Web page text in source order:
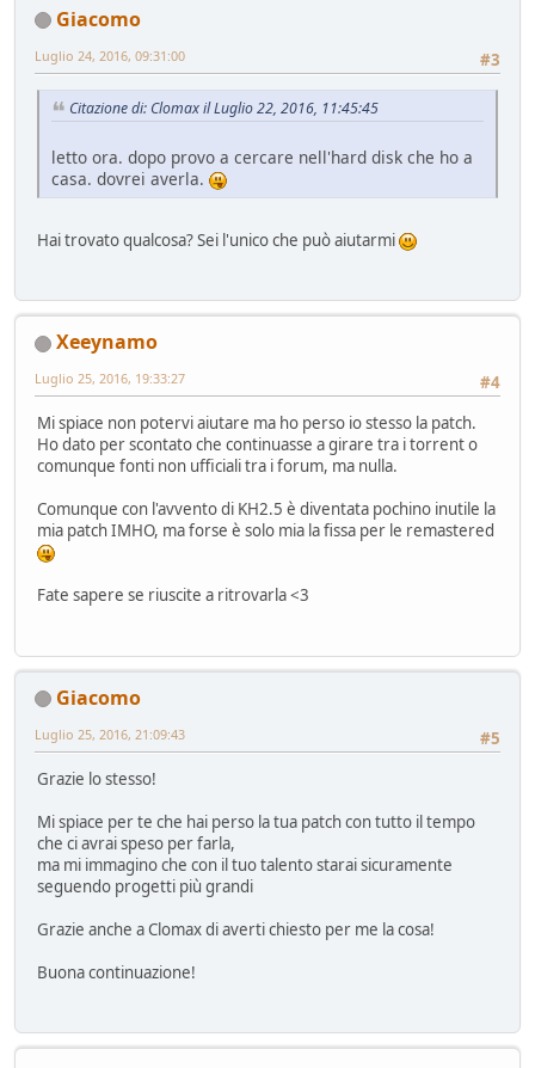
Giacomo
#3
Luglio 24, 2016, 09:31:00
Citazione di: Clomax il Luglio 22, 2016, 11:45:45
letto ora. dopo provo a cercare nell'hard disk che ho a
casa. dovrei averla.
Hai trovato qualcosa? Sei l'unico che può aiutarmi
Xeeynamo
#4
Luglio 25, 2016, 19:33:27
Mi spiace non potervi aiutare ma ho perso io stesso la patch.
Ho dato per scontato che continuasse a girare tra i torrent o
comunque fonti non ufficiali tra i forum, ma nulla.
Comunque con l'avvento di KH2.5 è diventata pochino inutile la
mia patch IMHO, ma forse è solo mia la fissa per le remastered
Fate sapere se riuscite a ritrovarla <3
Giacomo
#5
Luglio 25, 2016, 21:09:43
Grazie lo stesso!
Mi spiace per te che hai perso la tua patch con tutto il tempo
che ci avrai speso per farla,
ma mi immagino che con il tuo talento starai sicuramente
seguendo progetti più grandi
Grazie anche a Clomax di averti chiesto per me la cosa!
Buona continuazione!